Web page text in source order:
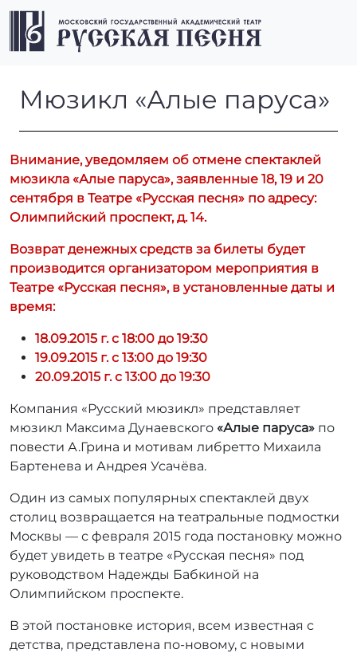
Перейти к содержимому
Перейти к футеру
Мюзикл «Алые паруса»
Мюзикл «Алые паруса»
Внимание, уведомляем об отмене спектаклей
мюзикла «Алые паруса», заявленные 18, 19 и 20
сентября в Театре «Русская песня» по адресу:
Олимпийский проспект, д. 14.
Возврат денежных средств за билеты будет
производится организатором мероприятия в
Театре «Русская песня», в установленные даты и
время:
18.09.2015 г. с 18:00 до 19:30
19.09.2015 г. с 13:00 до 19:30
20.09.2015 г. с 13:00 до 19:30
Компания «Русский мюзикл» представляет
мюзикл Максима Дунаевского «Алые паруса» по
повести А.Грина и мотивам либретто Михаила
Бартенева и Андрея Усачёва.
Один из самых популярных спектаклей двух
столиц возвращается на театральные подмостки
Москвы — с февраля 2015 года постановку можно
будет увидеть в театре «Русская песня» под
руководством Надежды Бабкиной на
Олимпийском проспекте.
В этой постановке история, всем известная c
детства, представлена по-новому, с новыми